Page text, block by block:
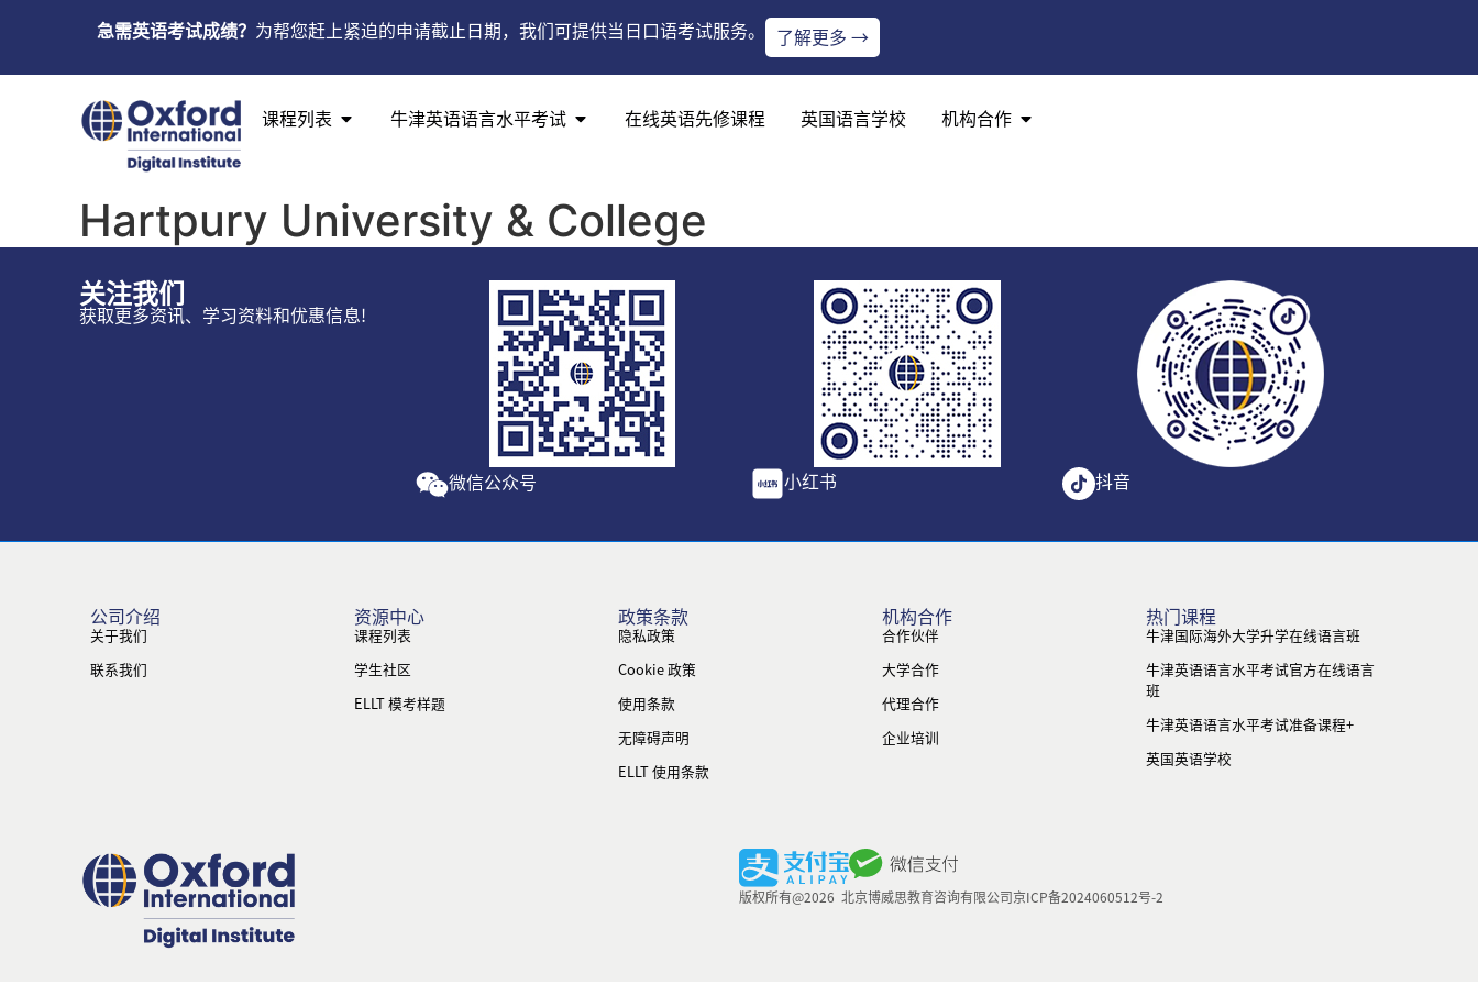
急需英语考试成绩？ 为帮您赶上紧迫的申请截止日期，我们可提供当日口语考试服务。 了解更多 →
课程列表 牛津英语语言水平考试 在线英语先修课程 英国语言学校 机构合作
Hartpury University & College
关注我们
获取更多资讯、学习资料和优惠信息!
微信公众号 小红书 抖音
公司介绍
关于我们
联系我们
资源中心
课程列表
学生社区
ELLT 模考样题
政策条款
隐私政策
Cookie 政策
使用条款
无障碍声明
ELLT 使用条款
机构合作
合作伙伴
大学合作
代理合作
企业培训
热门课程
牛津国际海外大学升学在线语言班
牛津英语语言水平考试官方在线语言
班
牛津英语语言水平考试准备课程+
英国英语学校
版权所有@2026 北京博威思教育咨询有限公司京ICP备2024060512号-2